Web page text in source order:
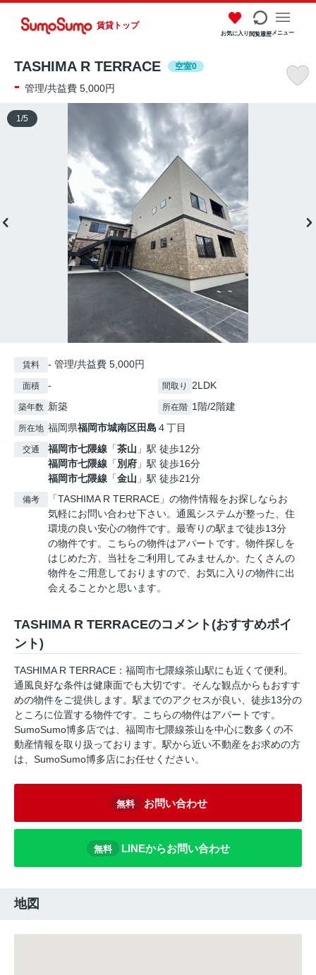
賃貸トップ
お気に入り閲覧履歴メニュー
TASHIMA R TERRACE 空室0
- 管理/共益費 5,000円
1 /5
賃料 - 管理/共益費 5,000円
面積 - 間取り 2LDK
築年数 新築 所在階 1階/2階建
所在地 福岡県福岡市城南区田島 ４丁目
交通 福岡市七隈線 「茶山 」駅 徒歩12分
福岡市七隈線 「別府 」駅 徒歩16分
福岡市七隈線 「金山 」駅 徒歩21分
備考
「TASHIMA R TERRACE」の物件情報をお探しならお
気軽にお問い合わせ下さい。通風システムが整った、住
環境の良い安心の物件です。最寄りの駅まで徒歩13分
の物件です。こちらの物件はアパートです。物件探しを
はじめた方、当社をご利用してみませんか。たくさんの
物件をご用意しておりますので、お気に入りの物件に出
会えることかと思います。
TASHIMA R TERRACEのコメント(おすすめポイ
ント)
TASHIMA R TERRACE：福岡市七隈線茶山駅にも近くて便利。
通風良好な条件は健康面でも大切です。そんな観点からもおすす
めの物件をご提供します。駅までのアクセスが良い、徒歩13分の
ところに位置する物件です。こちらの物件はアパートです。
SumoSumo博多店では、福岡市七隈線茶山を中心に数多くの不
動産情報を取り扱っております。駅から近い不動産をお求めの方
は、SumoSumo博多店にお任せください。
無料 お問い合わせ
無料 LINEからお問い合わせ
地図